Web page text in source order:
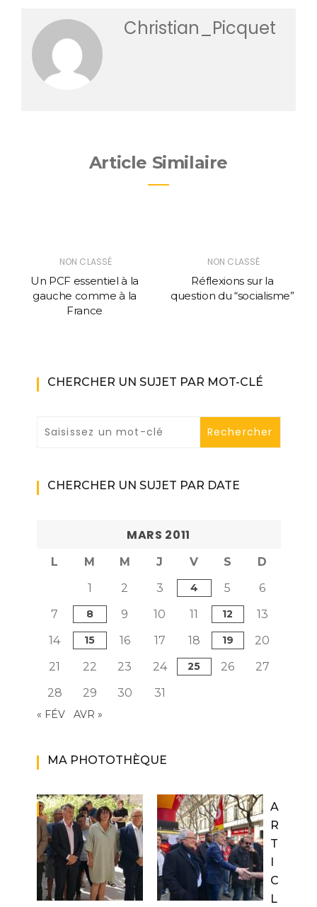
Christian_Picquet
Article Similaire
NON CLASSÉ
Un PCF essentiel à la
gauche comme à la
France
NON CLASSÉ
Réflexions sur la
question du “socialisme”
CHERCHER UN SUJET PAR MOT-CLÉ
CHERCHER UN SUJET PAR DATE
MARS 2011
L M M J V S
D
1
2 3 4 5
6
7
8 9 10 11 12
13
14
15 16 17 18 19
20
21
22 23 24 25 26
27
28
29 30 31
« FÉV AVR »
MA PHOTOTHÈQUE
A
R
T
C
L